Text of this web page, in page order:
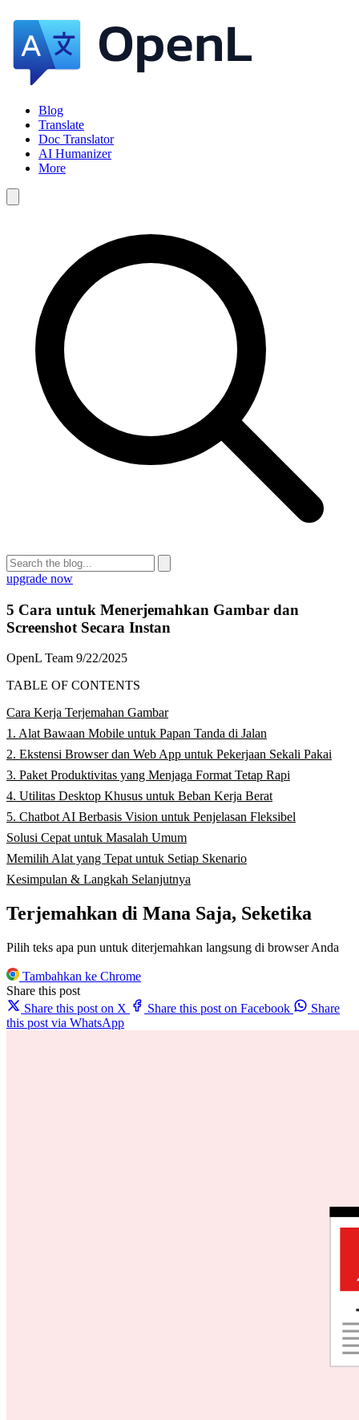
Blog
Translate
Doc Translator
AI Humanizer
More
upgrade now
5 Cara untuk Menerjemahkan Gambar dan
Screenshot Secara Instan
OpenL Team 9/22/2025
TABLE OF CONTENTS
Cara Kerja Terjemahan Gambar
1. Alat Bawaan Mobile untuk Papan Tanda di Jalan
2. Ekstensi Browser dan Web App untuk Pekerjaan Sekali Pakai
3. Paket Produktivitas yang Menjaga Format Tetap Rapi
4. Utilitas Desktop Khusus untuk Beban Kerja Berat
5. Chatbot AI Berbasis Vision untuk Penjelasan Fleksibel
Solusi Cepat untuk Masalah Umum
Memilih Alat yang Tepat untuk Setiap Skenario
Kesimpulan & Langkah Selanjutnya
Terjemahkan di Mana Saja, Seketika
Pilih teks apa pun untuk diterjemahkan langsung di browser Anda
Tambahkan ke Chrome
Share this post
Share this post on X
Share this post on Facebook
Share
this post via WhatsApp